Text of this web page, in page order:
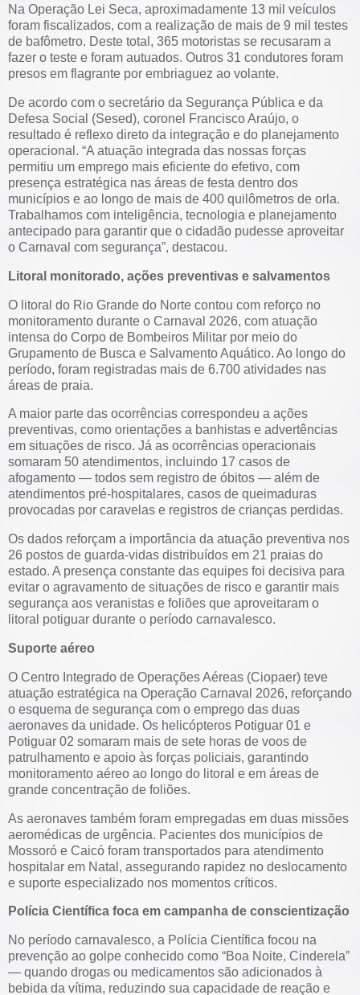
Na Operação Lei Seca, aproximadamente 13 mil veículos
foram fiscalizados, com a realização de mais de 9 mil testes
de bafômetro. Deste total, 365 motoristas se recusaram a
fazer o teste e foram autuados. Outros 31 condutores foram
presos em flagrante por embriaguez ao volante.
De acordo com o secretário da Segurança Pública e da
Defesa Social (Sesed), coronel Francisco Araújo, o
resultado é reflexo direto da integração e do planejamento
operacional. “A atuação integrada das nossas forças
permitiu um emprego mais eficiente do efetivo, com
presença estratégica nas áreas de festa dentro dos
municípios e ao longo de mais de 400 quilômetros de orla.
Trabalhamos com inteligência, tecnologia e planejamento
antecipado para garantir que o cidadão pudesse aproveitar
o Carnaval com segurança”, destacou.
Litoral monitorado, ações preventivas e salvamentos
O litoral do Rio Grande do Norte contou com reforço no
monitoramento durante o Carnaval 2026, com atuação
intensa do Corpo de Bombeiros Militar por meio do
Grupamento de Busca e Salvamento Aquático. Ao longo do
período, foram registradas mais de 6.700 atividades nas
áreas de praia.
A maior parte das ocorrências correspondeu a ações
preventivas, como orientações a banhistas e advertências
em situações de risco. Já as ocorrências operacionais
somaram 50 atendimentos, incluindo 17 casos de
afogamento — todos sem registro de óbitos — além de
atendimentos pré-hospitalares, casos de queimaduras
provocadas por caravelas e registros de crianças perdidas.
Os dados reforçam a importância da atuação preventiva nos
26 postos de guarda-vidas distribuídos em 21 praias do
estado. A presença constante das equipes foi decisiva para
evitar o agravamento de situações de risco e garantir mais
segurança aos veranistas e foliões que aproveitaram o
litoral potiguar durante o período carnavalesco.
Suporte aéreo
O Centro Integrado de Operações Aéreas (Ciopaer) teve
atuação estratégica na Operação Carnaval 2026, reforçando
o esquema de segurança com o emprego das duas
aeronaves da unidade. Os helicópteros Potiguar 01 e
Potiguar 02 somaram mais de sete horas de voos de
patrulhamento e apoio às forças policiais, garantindo
monitoramento aéreo ao longo do litoral e em áreas de
grande concentração de foliões.
As aeronaves também foram empregadas em duas missões
aeromédicas de urgência. Pacientes dos municípios de
Mossoró e Caicó foram transportados para atendimento
hospitalar em Natal, assegurando rapidez no deslocamento
e suporte especializado nos momentos críticos.
Polícia Científica foca em campanha de conscientização
No período carnavalesco, a Polícia Científica focou na
prevenção ao golpe conhecido como “Boa Noite, Cinderela”
— quando drogas ou medicamentos são adicionados à
bebida da vítima, reduzindo sua capacidade de reação e